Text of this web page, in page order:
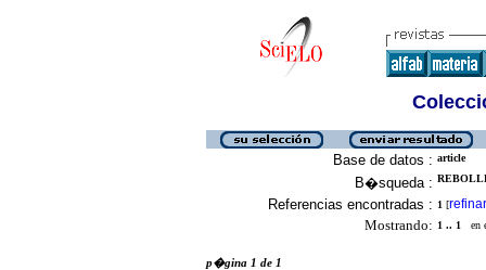
Base de datos : article
B�squeda :
Referencias encontradas : 1 [refinar
Mostrando: 1 .. 1 en
p�gina 1 de 1